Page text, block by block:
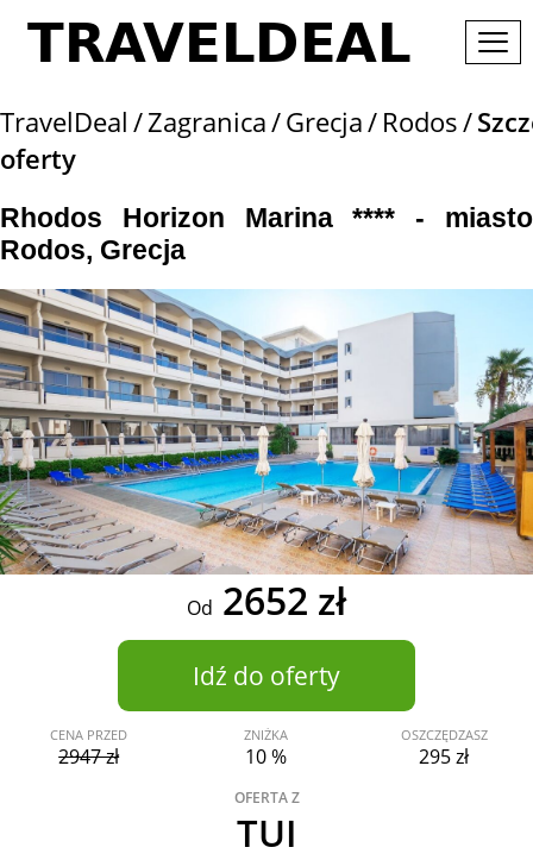
TravelDeal Zagranica Grecja Rodos
oferty
Rhodos Horizon Marina **** - miasto
Rodos, Grecja
Od 2652 zł
Idź do oferty
CENA PRZED
2947 zł
ZNIŻKA
10 %
OSZCZĘDZASZ
295 zł
OFERTA Z
TUI